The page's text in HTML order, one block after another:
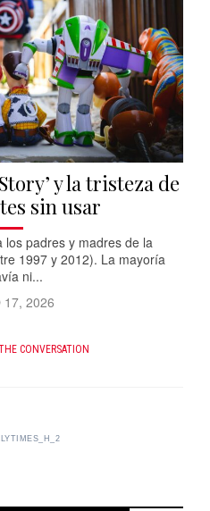
y la tristeza de
sin usar
los padres y madres de la
1997 y 2012). La mayoría
ni...
17, 2026
CONVERSATION